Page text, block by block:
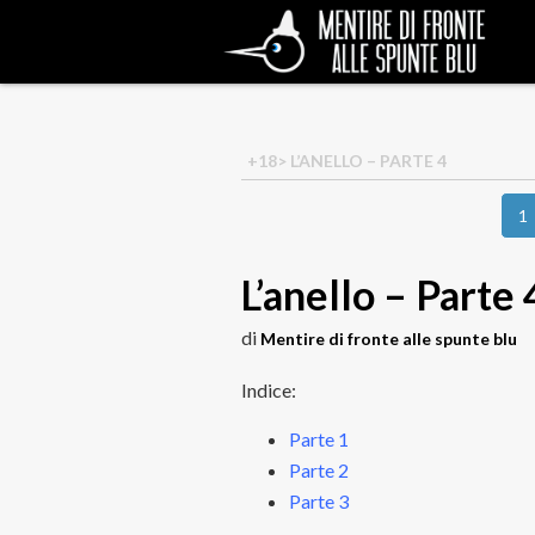
+18> L’ANELLO – PARTE 4
1
L’anello – Parte
di Mentire di fronte alle spunte blu
Indice:
Parte 1
Parte 2
Parte 3